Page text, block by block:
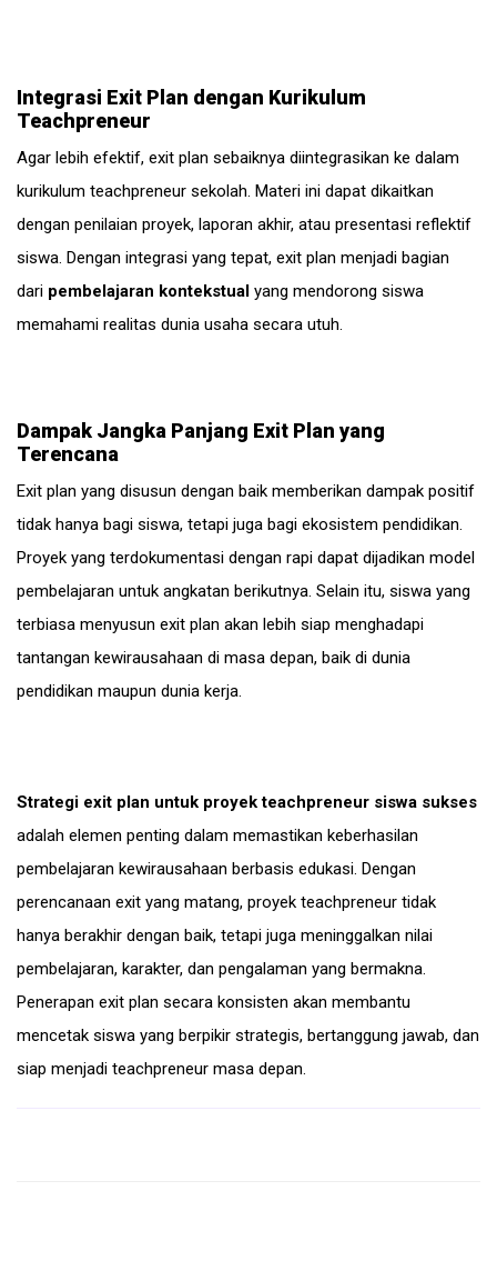
Integrasi Exit Plan dengan Kurikulum
Teachpreneur
Agar lebih efektif, exit plan sebaiknya diintegrasikan ke dalam
kurikulum teachpreneur sekolah. Materi ini dapat dikaitkan
dengan penilaian proyek, laporan akhir, atau presentasi reflektif
siswa. Dengan integrasi yang tepat, exit plan menjadi bagian
dari pembelajaran kontekstual yang mendorong siswa
memahami realitas dunia usaha secara utuh.
Dampak Jangka Panjang Exit Plan yang
Terencana
Exit plan yang disusun dengan baik memberikan dampak positif
tidak hanya bagi siswa, tetapi juga bagi ekosistem pendidikan.
Proyek yang terdokumentasi dengan rapi dapat dijadikan model
pembelajaran untuk angkatan berikutnya. Selain itu, siswa yang
terbiasa menyusun exit plan akan lebih siap menghadapi
tantangan kewirausahaan di masa depan, baik di dunia
pendidikan maupun dunia kerja.
Strategi exit plan untuk proyek teachpreneur siswa sukses
adalah elemen penting dalam memastikan keberhasilan
pembelajaran kewirausahaan berbasis edukasi. Dengan
perencanaan exit yang matang, proyek teachpreneur tidak
hanya berakhir dengan baik, tetapi juga meninggalkan nilai
pembelajaran, karakter, dan pengalaman yang bermakna.
Penerapan exit plan secara konsisten akan membantu
mencetak siswa yang berpikir strategis, bertanggung jawab, dan
siap menjadi teachpreneur masa depan.